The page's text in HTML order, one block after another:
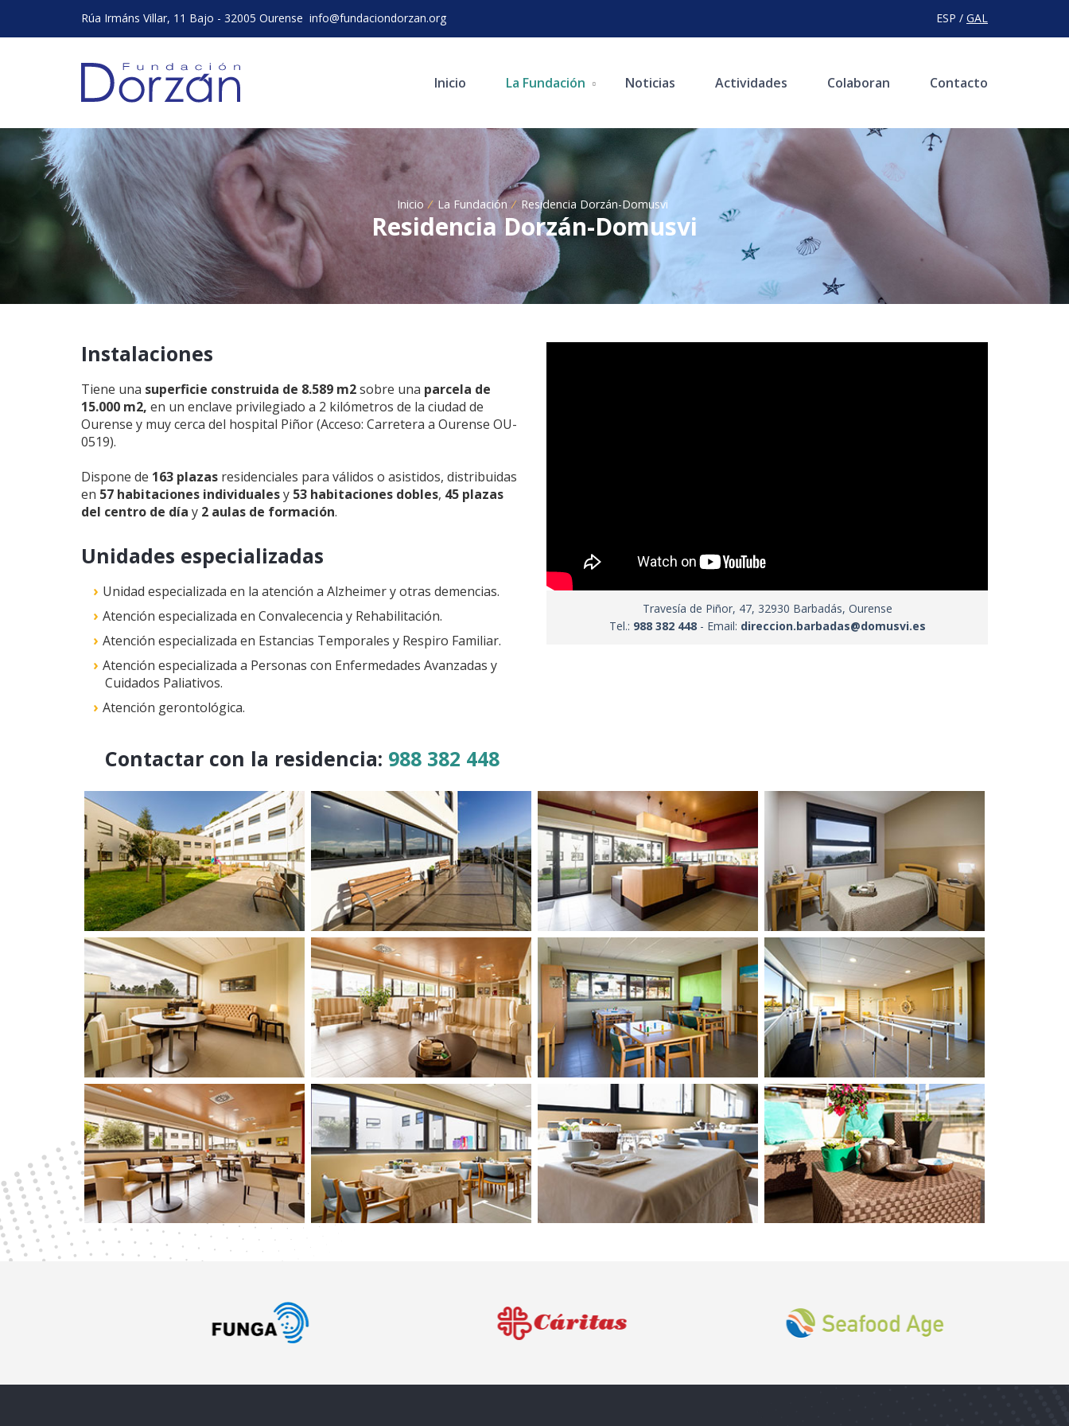
Rúa Irmáns Villar, 11 Bajo - 32005 Ourense info@fundaciondorzan.org ESP / GAL
Inicio La Fundación Noticias Actividades Colaboran Contacto
Inicio La Fundación Residencia Dorzán-Domusvi
Residencia Dorzán-Domusvi
Instalaciones
Tiene una superficie construida de 8.589 m2sobre una parcela de
15.000 m2, en un enclave privilegiado a 2 kilómetros de la ciudad de
Ourense y muy cerca del hospital Piñor (Acceso: Carretera a Ourense OU-
0519).
Dispone de 163 plazas residenciales para válidos o asistidos, distribuidas
en 57 habitaciones individualesy 53 habitaciones dobles, 45 plazas
del centro de día y 2 aulas de formación.
Unidades especializadas
Unidad especializada en la atención a Alzheimer y otras demencias.
Atención especializada en Convalecencia y Rehabilitación.
Atención especializada en Estancias Temporales y Respiro Familiar.
Atención especializada a Personas con Enfermedades Avanzadas y
Cuidados Paliativos.
Atención gerontológica.
Contactar con la residencia: 988 382 448
Travesía de Piñor, 47, 32930 Barbadás, Ourense
Tel.: 988 382 448- Email: direccion.barbadas@domusvi.es